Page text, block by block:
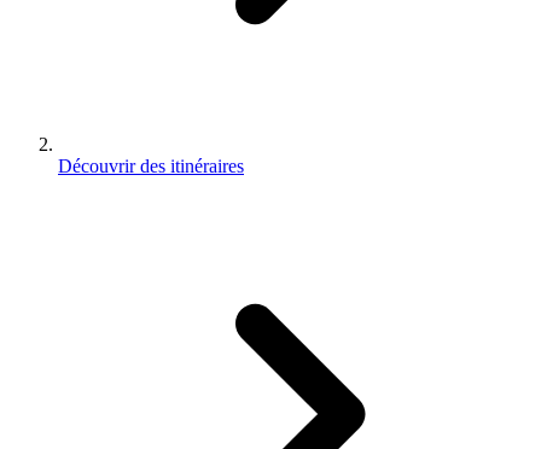
Découvrir des itinéraires